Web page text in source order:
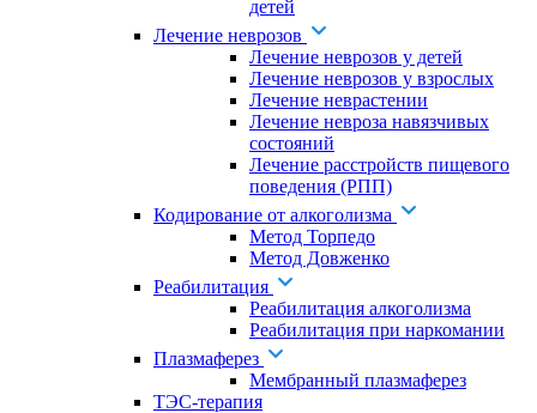
детей
Лечение неврозов
Лечение неврозов у детей
Лечение неврозов у взрослых
Лечение неврастении
Лечение невроза навязчивых
состояний
Лечение расстройств пищевого
поведения (РПП)
Кодирование от алкоголизма
Метод Торпедо
Метод Довженко
Реабилитация
Реабилитация алкоголизма
Реабилитация при наркомании
Плазмаферез
Мембранный плазмаферез
ТЭС-терапия